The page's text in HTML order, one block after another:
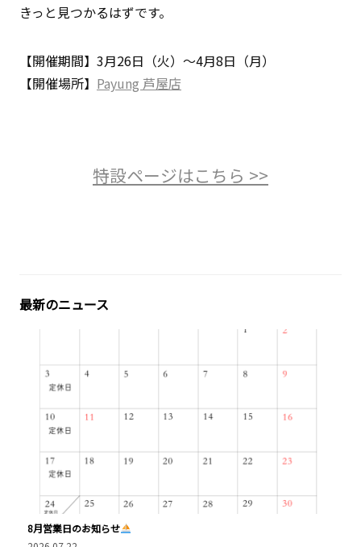
きっと見つかるはずです。
【開催期間】3月26日（火）～4月8日（月）
【開催場所】 Payung 芦屋店
特設ページはこちら >>
最新のニュース
8月営業日のお知らせ